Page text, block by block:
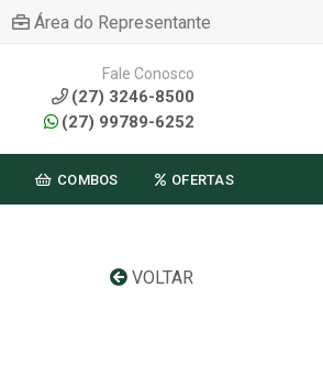
Área do Representante
Fale Conosco
(27) 3246-8500
(27) 99789-6252
COMBOS OFERTAS
VOLTAR